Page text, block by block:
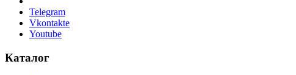
Telegram
Vkontakte
Youtube
Каталог